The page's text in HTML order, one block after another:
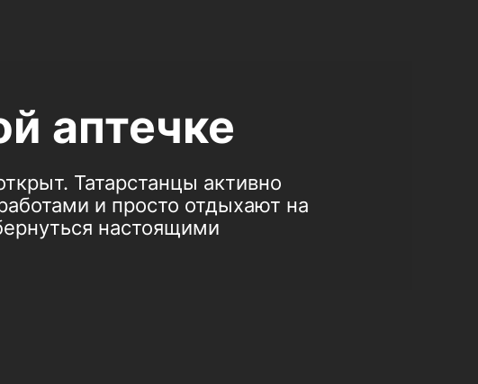
аптечке
Татарстанцы активно
и просто отдыхают на
настоящими